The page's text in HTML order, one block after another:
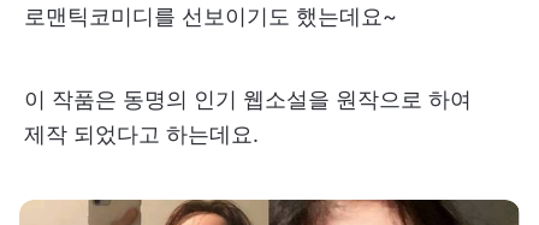
로맨틱코미디를 선보이기도 했는데요~
이 작품은 동명의 인기 웹소설을 원작으로 하여
제작 되었다고 하는데요.